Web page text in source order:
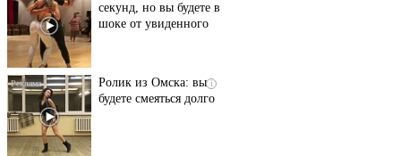
секунд, но вы будете в
шоке от увиденного
i
Ролик из Омска: вы
будете смеяться долго